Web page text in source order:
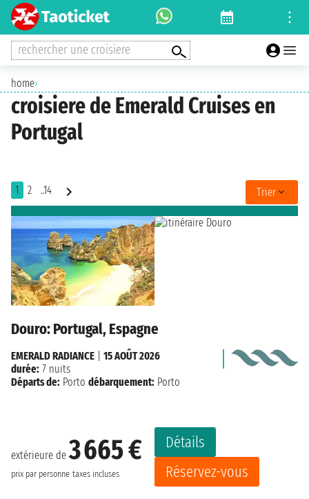
rechercher une croisiere
home›
croisiere de Emerald Cruises en
Portugal
1 2 ..14 Trier
Douro: Portugal, Espagne
extérieure de3 665 €
prix par personne taxes incluses
Détails
Réservez-vous
EMERALD RADIANCE
15 AOÛT 2026
durée: 7 nuits
Départs de: Porto débarquement: Porto